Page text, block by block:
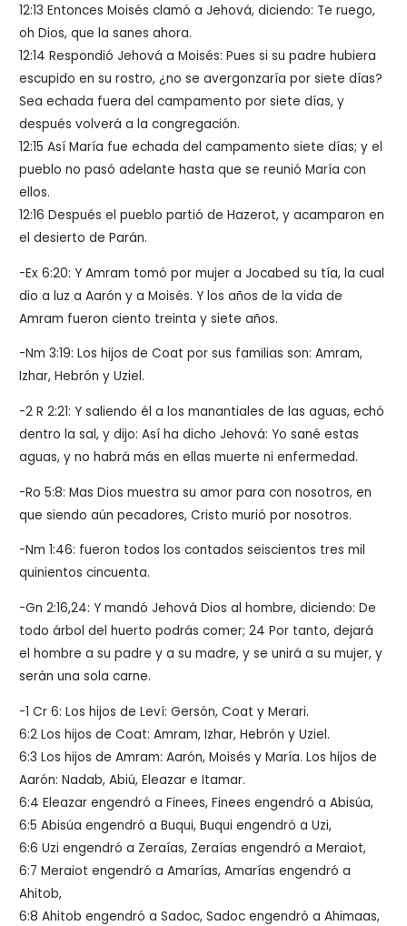
12:13 Entonces Moisés clamó a Jehová, diciendo: Te ruego,
oh Dios, que la sanes ahora.
12:14 Respondió Jehová a Moisés: Pues si su padre hubiera
escupido en su rostro, ¿no se avergonzaría por siete días?
Sea echada fuera del campamento por siete días, y
después volverá a la congregación.
12:15 Así María fue echada del campamento siete días; y el
pueblo no pasó adelante hasta que se reunió María con
ellos.
12:16 Después el pueblo partió de Hazerot, y acamparon en
el desierto de Parán.
-Ex 6:20: Y Amram tomó por mujer a Jocabed su tía, la cual
dio a luz a Aarón y a Moisés. Y los años de la vida de
Amram fueron ciento treinta y siete años.
-Nm 3:19: Los hijos de Coat por sus familias son: Amram,
Izhar, Hebrón y Uziel.
-2 R 2:21: Y saliendo él a los manantiales de las aguas, echó
dentro la sal, y dijo: Así ha dicho Jehová: Yo sané estas
aguas, y no habrá más en ellas muerte ni enfermedad.
-Ro 5:8: Mas Dios muestra su amor para con nosotros, en
que siendo aún pecadores, Cristo murió por nosotros.
-Nm 1:46: fueron todos los contados seiscientos tres mil
quinientos cincuenta.
-Gn 2:16,24: Y mandó Jehová Dios al hombre, diciendo: De
todo árbol del huerto podrás comer; 24 Por tanto, dejará
el hombre a su padre y a su madre, y se unirá a su mujer, y
serán una sola carne.
-1 Cr 6: Los hijos de Leví: Gersón, Coat y Merari.
6:2 Los hijos de Coat: Amram, Izhar, Hebrón y Uziel.
6:3 Los hijos de Amram: Aarón, Moisés y María. Los hijos de
Aarón: Nadab, Abiú, Eleazar e Itamar.
6:4 Eleazar engendró a Finees, Finees engendró a Abisúa,
6:5 Abisúa engendró a Buqui, Buqui engendró a Uzi,
6:6 Uzi engendró a Zeraías, Zeraías engendró a Meraiot,
6:7 Meraiot engendró a Amarías, Amarías engendró a
Ahitob,
6:8 Ahitob engendró a Sadoc, Sadoc engendró a Ahimaas,